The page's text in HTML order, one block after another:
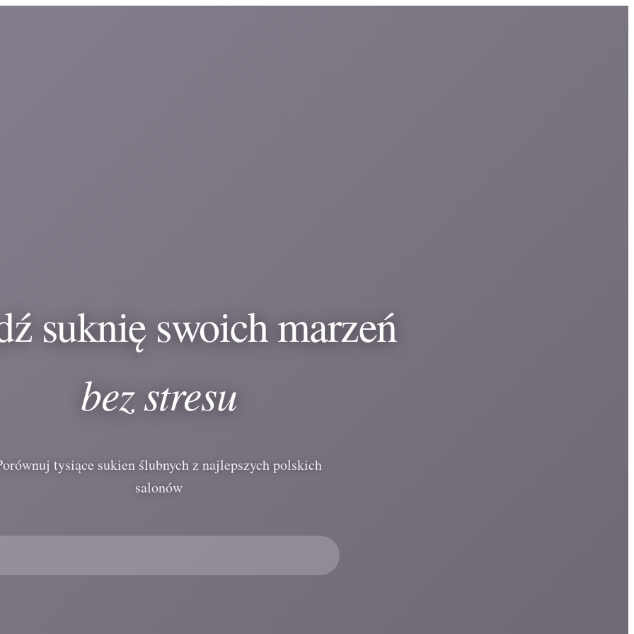
suknię swoich marzeń
bez stresu
tysiące sukien ślubnych z najlepszych polskich
salonów